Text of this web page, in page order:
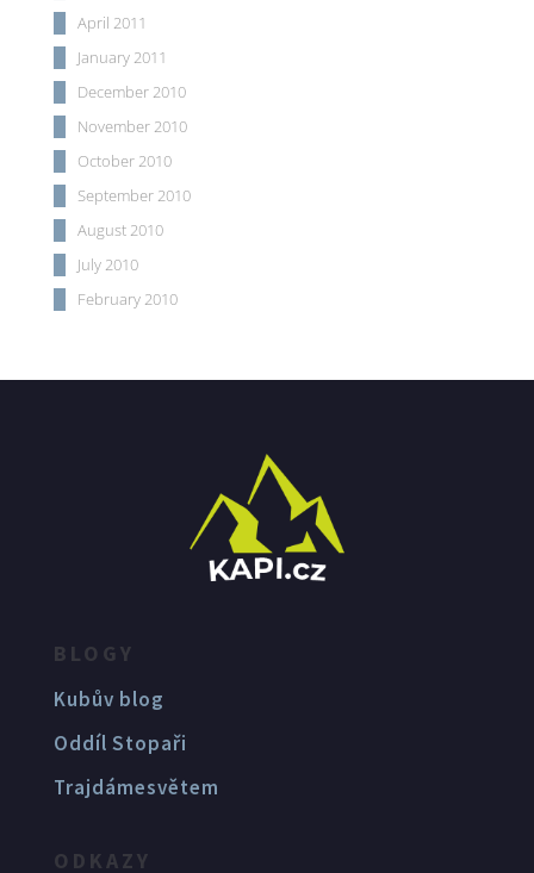
April 2011
January 2011
December 2010
November 2010
October 2010
September 2010
August 2010
July 2010
February 2010
BLOGY
Kubův blog
Oddíl Stopaři
Trajdámesvětem
ODKAZY